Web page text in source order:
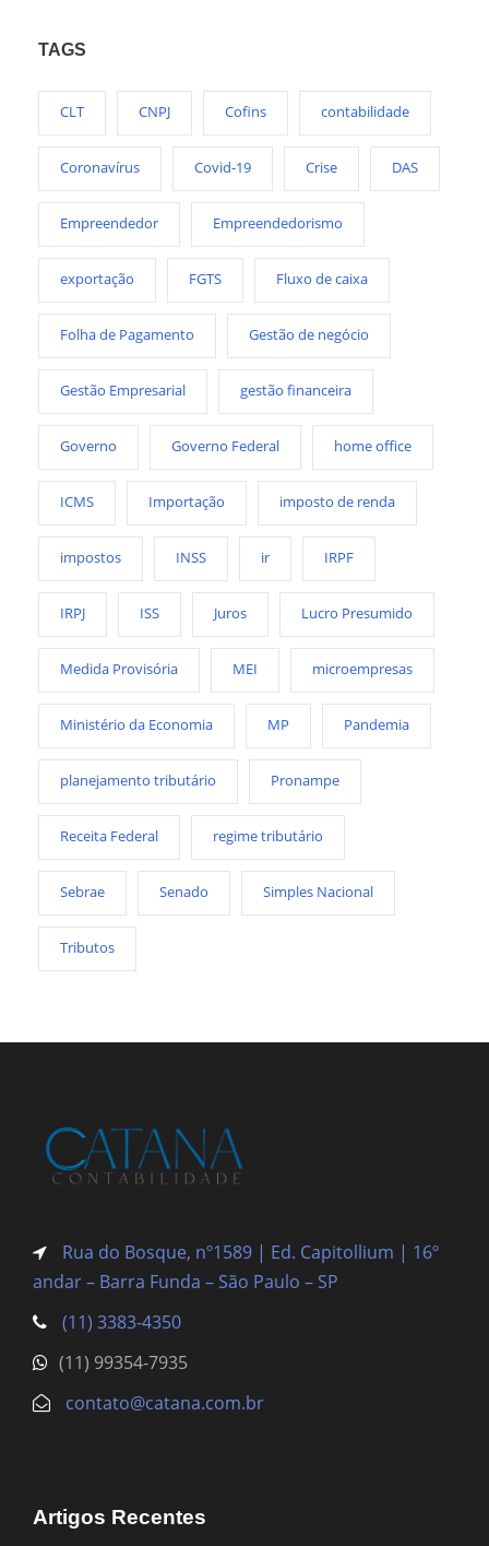
TAGS
CLT CNPJ Cofins contabilidade
Coronavírus Covid-19 Crise DAS
Empreendedor Empreendedorismo
exportação FGTS Fluxo de caixa
Folha de Pagamento Gestão de negócio
Gestão Empresarial gestão financeira
Governo Governo Federal home office
ICMS Importação imposto de renda
impostos INSS ir IRPF
IRPJ ISS Juros Lucro Presumido
Medida Provisória MEI microempresas
Ministério da Economia MP Pandemia
planejamento tributário Pronampe
Receita Federal regime tributário
Sebrae Senado Simples Nacional
Tributos
Rua do Bosque, nº1589 | Ed. Capitollium | 16º
andar – Barra Funda – São Paulo – SP
(11) 3383-4350
(11) 99354-7935
contato@catana.com.br
Artigos Recentes